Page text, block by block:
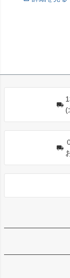
(